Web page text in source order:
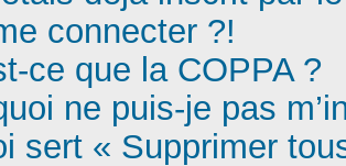
connecter ?!
ce que la COPPA ?
ne puis-je pas
sert « Supprimer